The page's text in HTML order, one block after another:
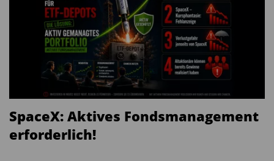
SpaceX: Aktives Fondsmanagement
erforderlich!